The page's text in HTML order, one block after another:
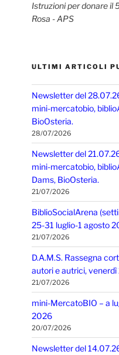
Istruzioni per donare il
Rosa - APS
ULTIMI ARTICOLI
Newsletter del
mini-mercatobio,
BioOsteria.
28/07/2026
Newsletter del
mini-mercatobio,
Dams, BioOsteria.
21/07/2026
BiblioSocialArena
25-31 luglio-1 agosto
21/07/2026
D.A.M.S. Rassegna
autori e autrici,
21/07/2026
mini-MercatoBIO – a
2026
20/07/2026
Newsletter del